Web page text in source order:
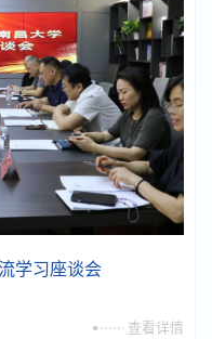
学习座谈会
查看详情